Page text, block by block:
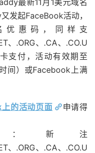
发起FaceBook活动，
惠码，同样支
、.ORG、.CA、.CO.U
支付，活动有效期至
间）或Facebook上满
的活动页面
申请得
新注
、.ORG、.CA、.CO.U